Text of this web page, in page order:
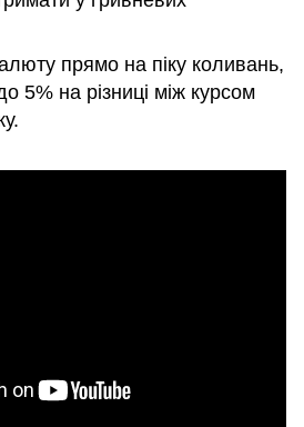
прямо на піку коливань,
5% на різниці між курсом